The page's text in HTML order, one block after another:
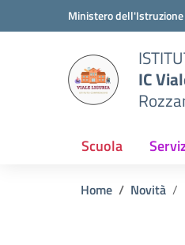
Vai ai contenuti
Vai al menu di navigazione
Ministero
IC
Scuola
Home Novità